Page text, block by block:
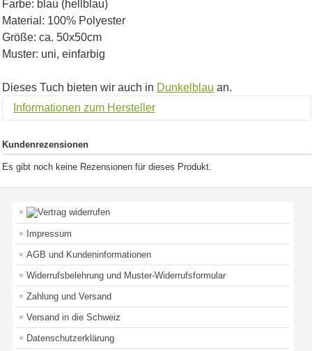
Farbe: blau (hellblau)
Material: 100% Polyester
Größe: ca. 50x50cm
Muster: uni, einfarbig
Dieses Tuch bieten wir auch in Dunkelblau an.
Informationen zum Hersteller
Kundenrezensionen
Es gibt noch keine Rezensionen für dieses Produkt.
Impressum
AGB und Kundeninformationen
Widerrufsbelehrung und Muster-Widerrufsformular
Zahlung und Versand
Versand in die Schweiz
Datenschutzerklärung